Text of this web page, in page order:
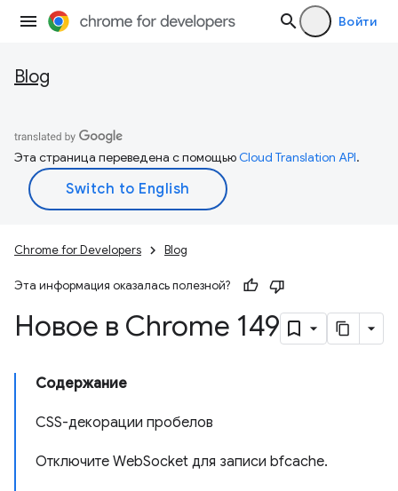
Войти
Blog
Эта страница переведена с помощьюCloud Translation API.
Chrome for Developers Blog
Эта информация оказалась полезной?
Новое в Chrome 149
Содержание
CSS-декорации пробелов
Отключите WebSocket для записи bfcache.